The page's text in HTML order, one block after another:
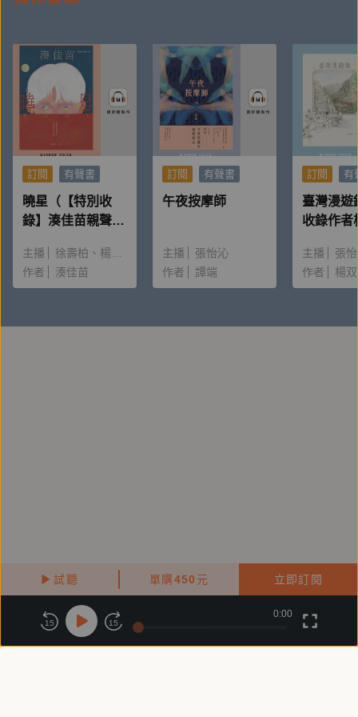
試聽 單購450 元 立即訂閱
【作者簡介】
蔡蕙頻
是個愛台灣史愛得不得了、說到台灣史眼神就會發光的
台灣圖書館編審、國立台北教育大學台灣文化研究所兼
任助理教授。著有《不純情羅曼史：日治時期台灣人的
族》、《働き女子@台湾：日本統治期の水脈》等書。
訂閱 有聲書
曉星（【特別收
錄】湊佳苗親聲朗
主播 徐壽柏
楊雅淳
作者
湊佳苗
訂閱 有聲書
午夜按摩師
主播
張怡沁
作者
譚端
訂閱 有
臺灣漫遊
收錄作者
主播
張
作者
楊
關於鏡好聽
商務合作 付費條款 會員條款
15 15
0:00